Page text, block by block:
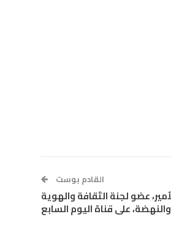
القادم بوست
عضو لجنة الثقافة والهوية
على قناة اليوم السابع